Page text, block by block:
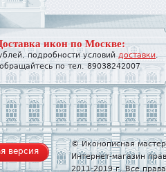
икон по Москве:
подробности условийдоставки.
по тел. 89038242007
версия
© Иконописная
Интернет-магазин
2011-2019 г. Все